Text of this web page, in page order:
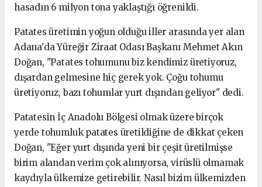
hasadın 6 milyon tona yaklaştığı öğrenildi.
Patates üretimin yoğun olduğu iller arasında yer alan
Adana'da Yüreğir Ziraat Odası Başkanı Mehmet Akın
Doğan, "Patates tohumunu biz kendimiz üretiyoruz,
dışardan gelmesine hiç gerek yok. Çoğu tohumu
üretiyoruz, bazı tohumlar yurt dışından geliyor" dedi.
Patatesin İç Anadolu Bölgesi olmak üzere birçok
yerde tohumluk patates üretildiğine de dikkat çeken
Doğan, "Eğer yurt dışında yeni bir çeşit üretilmişse
birim alandan verim çok alınıyorsa, virüslü olmamak
kaydıyla ülkemize getirebilir. Nasıl bizim ülkemizden